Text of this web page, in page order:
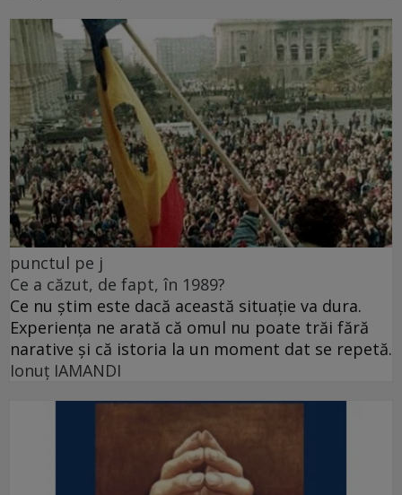
punctul pe j
Ce a căzut, de fapt, în 1989?
Ce nu știm este dacă această situație va dura.
Experiența ne arată că omul nu poate trăi fără
narative și că istoria la un moment dat se repetă.
Ionuţ IAMANDI